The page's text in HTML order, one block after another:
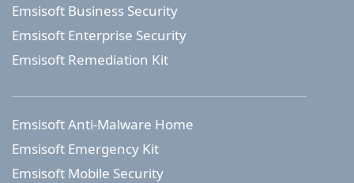
Emsisoft Business Security
Emsisoft Enterprise Security
Emsisoft Remediation Kit
Emsisoft Anti-Malware Home
Emsisoft Emergency Kit
Emsisoft Mobile Security